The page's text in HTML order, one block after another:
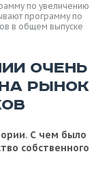
по увеличению
программу по
в общем выпуске
ОЧЕНЬ
РЫНОК
С чем было
собственного